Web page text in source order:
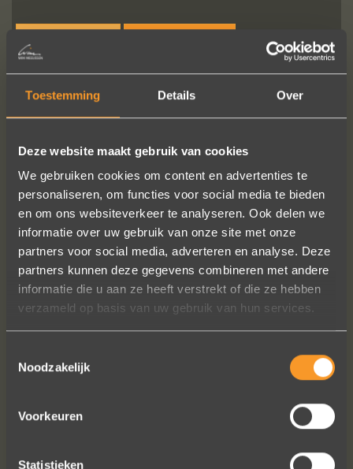
Toestemming Details Over
Deze website maakt gebruik van cookies
We gebruiken cookies om content en advertenties te
personaliseren, om functies voor social media te bieden
en om ons websiteverkeer te analyseren. Ook delen we
informatie over uw gebruik van onze site met onze
partners voor social media, adverteren en analyse. Deze
partners kunnen deze gegevens combineren met andere
informatie die u aan ze heeft verstrekt of die ze hebben
verzameld op basis van uw gebruik van hun services.
Noodzakelijk
Voorkeuren
Statistieken
PLUS D'INFO
Wat een vakmanschap! De sierraden
zijn gewoon prachtig en subtiel
tegelijk. Héél veel waar voor je geld. In
het echt zijn ze eigenlijk mooier dan
We bestelden online, maar er wordt